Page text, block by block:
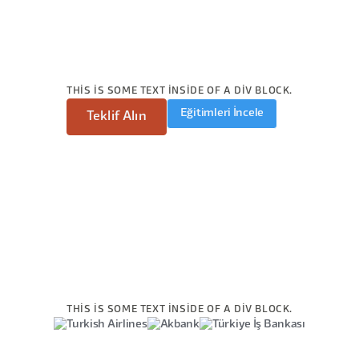
THIS IS SOME TEXT INSIDE OF A DIV BLOCK.
Teklif Alın Eğitimleri İncele
THIS IS SOME TEXT INSIDE OF A DIV BLOCK.